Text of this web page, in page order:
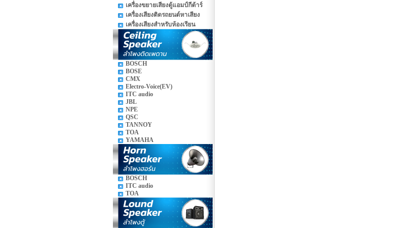
เครื่องขยายเสียงตู้แอมป์กีต้าร์
เครื่องเสียงติดรถยนต์หาเสียง
เครื่องเสียงสำหรับห้องเรียน
BOSCH
BOSE
CMX
Electro-Voice(EV)
ITC audio
JBL
NPE
QSC
TANNOY
TOA
YAMAHA
BOSCH
ITC audio
TOA